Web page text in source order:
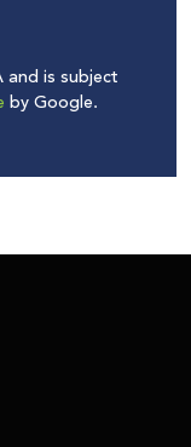
and is subject
by Google.